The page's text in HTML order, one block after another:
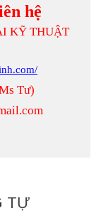
hệ
KỸ THUẬT
Tư)
TỰ